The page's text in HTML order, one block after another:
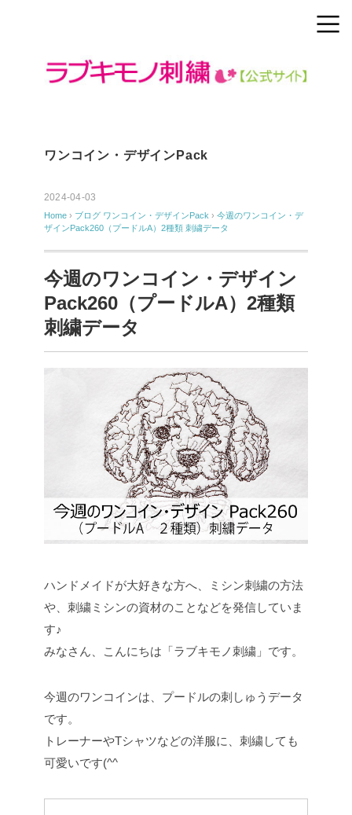
ワンコイン・デザインPack
2024-04-03
Home › ブログ ワンコイン・デザインPack › 今週のワンコイン・デ
ザインPack260（プードルA）2種類 刺繍データ
今週のワンコイン・デザイン
Pack260（プードルA）2種類
刺繍データ
ハンドメイドが大好きな方へ、ミシン刺繍の方法
や、刺繍ミシンの資材のことなどを発信していま
す♪
みなさん、こんにちは「ラブキモノ刺繍」です。
今週のワンコインは、プードルの刺しゅうデータ
です。
トレーナーやTシャツなどの洋服に、刺繍しても
可愛いです(^^